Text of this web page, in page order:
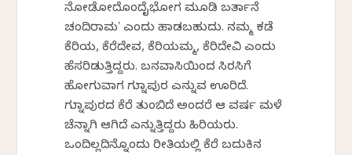
ನೋಡೋದೊಂದೈಭೋಗ ಮೂಡಿ ಬರ್ತಾನೆ
ಚಂದಿರಾಮʼ ಎಂದು ಹಾಡಬಹುದು. ನಮ್ಮ ಕಡೆ
ಕೆರಿಯ, ಕೆರೆದೇವ, ಕೆರಿಯಮ್ಮ, ಕೆರಿದೇವಿ ಎಂದು
ಹೆಸರಿಡುತ್ತಿದ್ದರು. ಬನವಾಸಿಯಿಂದ ಸಿರಸಿಗೆ
ಹೋಗುವಾಗ ಗುಡ್ನಾಪುರ ಎನ್ನುವ ಊರಿದೆ.
ಗುಡ್ನಾಪುರದ ಕೆರೆ ತುಂಬಿದೆ ಅಂದರೆ ಆ ವರ್ಷ ಮಳೆ
ಚೆನ್ನಾಗಿ ಆಗಿದೆ ಎನ್ನುತ್ತಿದ್ದರು ಹಿರಿಯರು.
ಒಂದಿಲ್ಲದಿನ್ನೊಂದು ರೀತಿಯಲ್ಲಿ ಕೆರೆ ಬದುಕಿನ